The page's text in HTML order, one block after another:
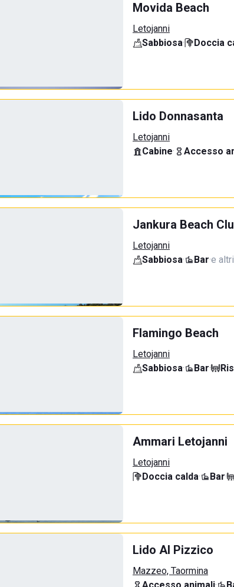
Movida Beach
Letojanni
Sabbiosa· Doccia
Lido Donnasanta
Letojanni
Cabine· Accesso
Jankura Beach
Letojanni
Sabbiosa· Bar·e
Flamingo Beach
Letojanni
Sabbiosa· Bar·
Ammari Letojanni
Letojanni
Doccia calda· Bar·
Lido Al Pizzico
Mazzeo, Taormina